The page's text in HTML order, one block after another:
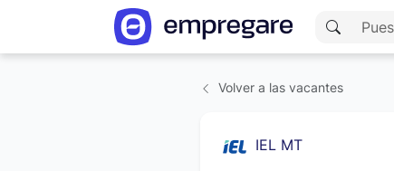
Volver a las vacantes
IEL MT